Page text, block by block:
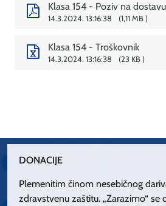
Klasa 154 - Poziv na
14.3.2024. 13:16:38 1,11 MB
Klasa 154 - Troškovnik
14.3.2024. 13:16:38 23 KB
DONACIJE
Plemenitim činom nesebičnog
zdravstvenu zaštitu. „Zarazimo“